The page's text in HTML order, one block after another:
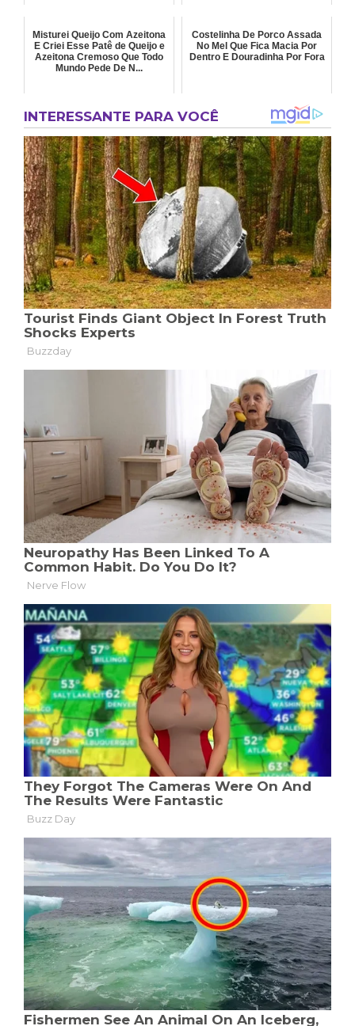
Misturei Queijo Com Azeitona
E Criei Esse Patê de Queijo e
Azeitona Cremoso Que Todo
Mundo Pede De N...
Costelinha De Porco Assada
No Mel Que Fica Macia Por
Dentro E Douradinha Por Fora